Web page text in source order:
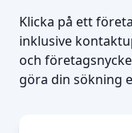
Klicka på ett
inklusive
och
göra din sökning